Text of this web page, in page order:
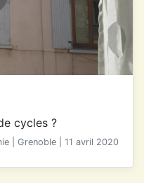
cycles ?
| Grenoble | 11 avril 2020